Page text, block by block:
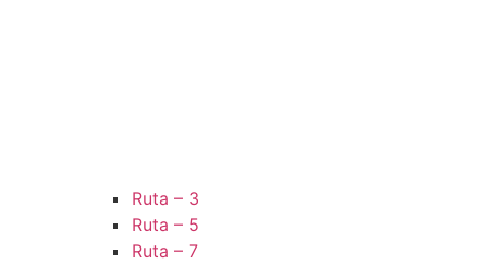
Ruta – 3
Ruta – 5
Ruta – 7